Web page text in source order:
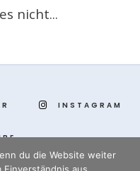
nicht...
INSTAGRAM
du die Website weiter